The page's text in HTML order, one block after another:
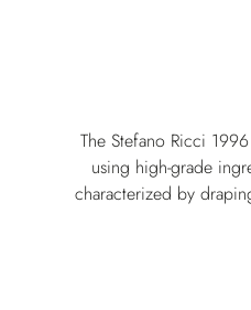
The Stefano Ricci
using high-grade
characterized by